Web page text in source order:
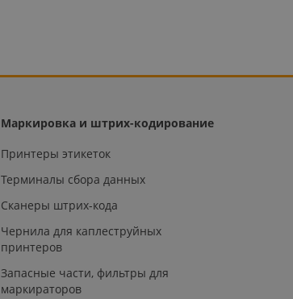
Маркировка и штрих-кодирование
Принтеры этикеток
Терминалы сбора данных
Сканеры штрих-кода
Чернила для каплеструйных
принтеров
Запасные части, фильтры для
маркираторов